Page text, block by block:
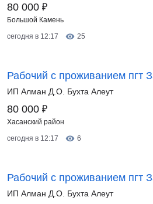
80 000 ₽
Большой Камень
сегодня в 12:17
25
Рабочий с проживанием пгт
ИП Алман Д.О. Бухта Алеут
80 000 ₽
Хасанский район
сегодня в 12:17
6
Рабочий с проживанием пгт
ИП Алман Д.О. Бухта Алеут